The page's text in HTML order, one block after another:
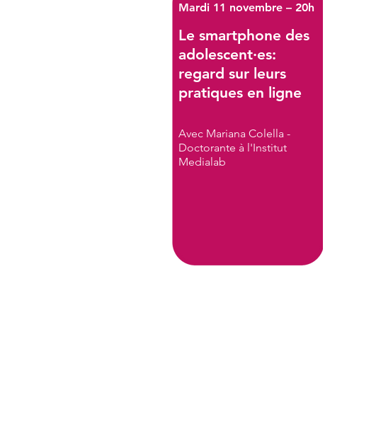
Le smartphone des
adolescent·es:
regard sur leurs
pratiques en ligne
Mardi 11 novembre – 20h
Avec Mariana Colella -
Doctorante à l'Institut
Medialab